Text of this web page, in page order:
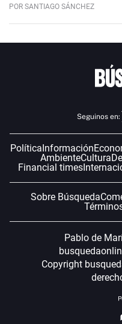
POR SANTIAGO SÁNCHEZ
Seguinos en:
PolíticaInformación
AmbienteCultura
Financial times
Sobre Búsqueda
Pablo de
Copyright